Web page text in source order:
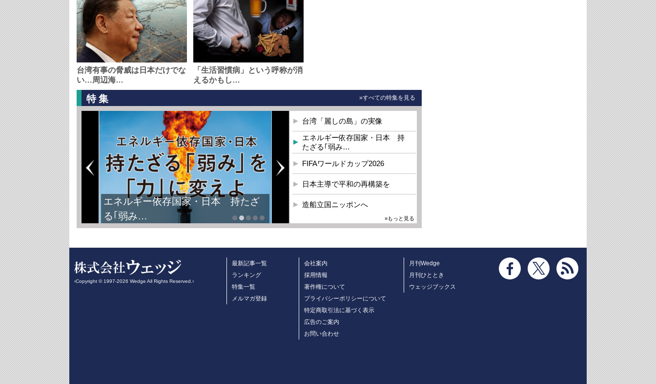
台湾有事の脅威は日本だけでな
い…周辺海…
「生活習慣病」という呼称が消
えるかもし…
特集 »すべての特集を見る
FIFAワールドカップ2026
台湾「麗しの島」の実像
エネルギー依存国家・日本 持
たざる｢弱み…
FIFAワールドカップ2026
日本主導で平和の再構築を
造船立国ニッポンへ
»もっと見る
‹Copyright © 1997-2026 Wedge All Rights Reserved.›
最新記事一覧
ランキング
特集一覧
メルマガ登録
会社案内
採用情報
著作権について
プライバシーポリシーについて
特定商取引法に基づく表示
広告のご案内
お問い合わせ
月刊Wedge
月刊ひととき
ウェッジブックス